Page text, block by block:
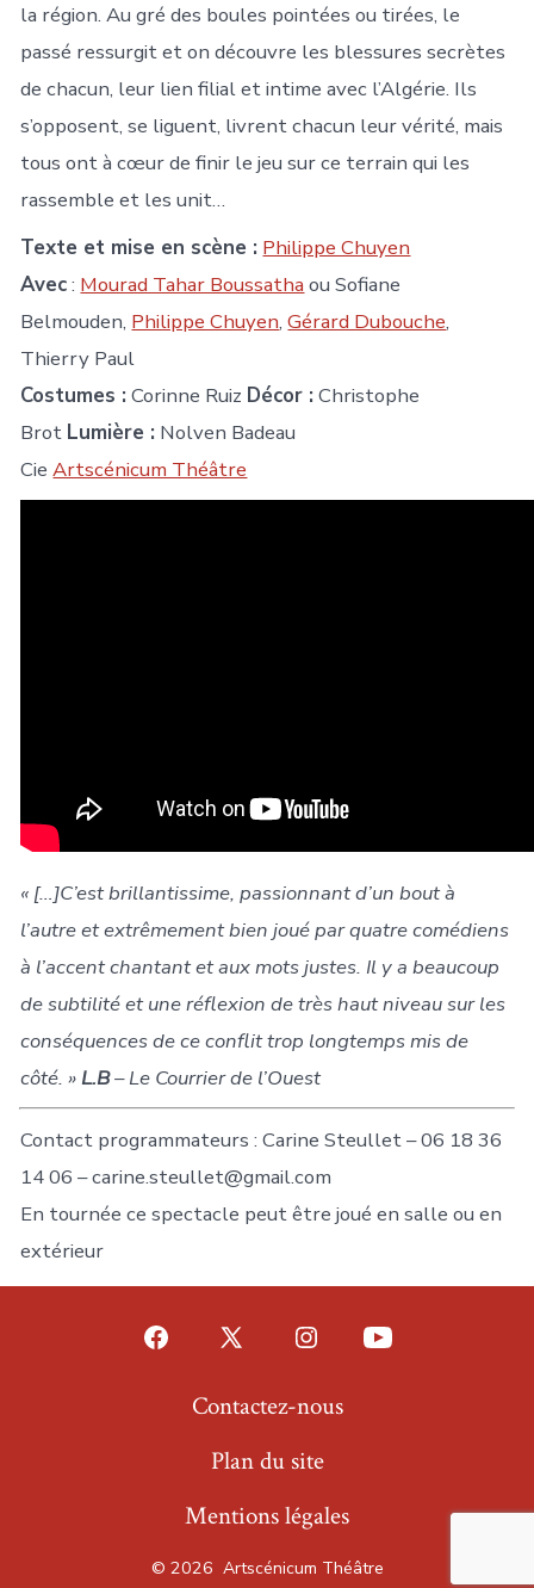
la région. Au gré des boules pointées ou tirées, le
passé ressurgit et on découvre les blessures secrètes
de chacun, leur lien filial et intime avec l’Algérie. Ils
s’opposent, se liguent, livrent chacun leur vérité, mais
tous ont à cœur de finir le jeu sur ce terrain qui les
rassemble et les unit…
Texte et mise en scène : Philippe Chuyen
Avec: Mourad Tahar Boussatha ou Sofiane
Belmouden, Philippe Chuyen,Gérard Dubouche,
Thierry Paul
Costumes : Corinne Ruiz Décor : Christophe
Brot Lumière : Nolven Badeau
CieArtscénicum Théâtre
« […]C’est brillantissime, passionnant d’un bout à
l’autre et extrêmement bien joué par quatre comédiens
à l’accent chantant et aux mots justes. Il y a beaucoup
de subtilité et une réflexion de très haut niveau sur les
conséquences de ce conflit trop longtemps mis de
côté. »L.B– Le Courrier de l’Ouest
Contact programmateurs : Carine Steullet – 06 18 36
14 06 – carine.steullet@gmail.com
En tournée ce spectacle peut être joué en salle ou en
extérieur
Open
Facebook
new
Open
a
new
Open
a
new
tab
Open
Contactez-nous
Plan du site
Mentions légales
© 2026 Artscénicum Théâtre